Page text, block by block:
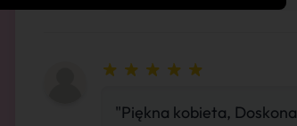
"Piękna kobieta,